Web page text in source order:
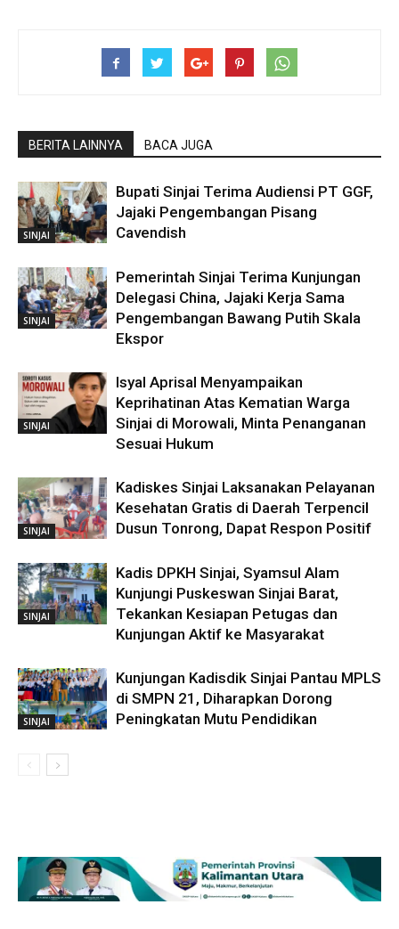
BERITA LAINNYA BACA JUGA
SINJAI
Bupati Sinjai Terima Audiensi PT GGF,
Jajaki Pengembangan Pisang
Cavendish
SINJAI
Pemerintah Sinjai Terima Kunjungan
Delegasi China, Jajaki Kerja Sama
Pengembangan Bawang Putih Skala
Ekspor
SINJAI
Isyal Aprisal Menyampaikan
Keprihatinan Atas Kematian Warga
Sinjai di Morowali, Minta Penanganan
Sesuai Hukum
SINJAI
Kadiskes Sinjai Laksanakan Pelayanan
Kesehatan Gratis di Daerah Terpencil
Dusun Tonrong, Dapat Respon Positif
SINJAI
Kadis DPKH Sinjai, Syamsul Alam
Kunjungi Puskeswan Sinjai Barat,
Tekankan Kesiapan Petugas dan
Kunjungan Aktif ke Masyarakat
SINJAI
Kunjungan Kadisdik Sinjai Pantau MPLS
di SMPN 21, Diharapkan Dorong
Peningkatan Mutu Pendidikan